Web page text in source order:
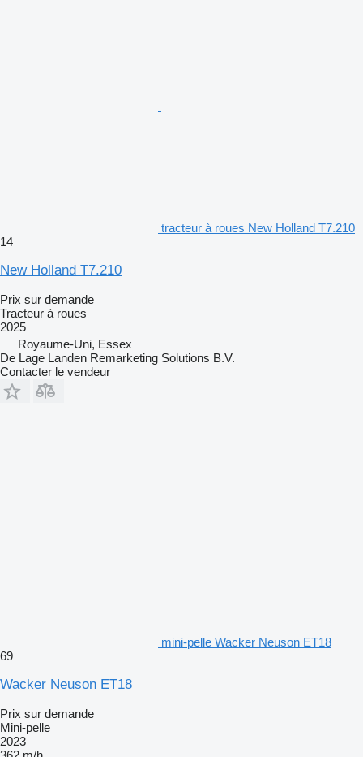
tracteur à roues New Holland T7.210
14
New Holland T7.210
Prix sur demande
Tracteur à roues
2025
Royaume-Uni, Essex
De Lage Landen Remarketing Solutions B.V.
Contacter le vendeur
mini-pelle Wacker Neuson ET18
69
Wacker Neuson ET18
Prix sur demande
Mini-pelle
2023